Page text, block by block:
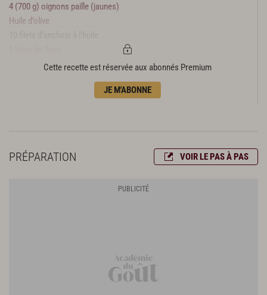
4 (700 g) oignons paille (jaunes)
Huile d’olive
1 feuille de laurierCette recette est réservée aux abonnés Premium
JE M'ABONNE
PRÉPARATION VOIR LE PAS À PAS